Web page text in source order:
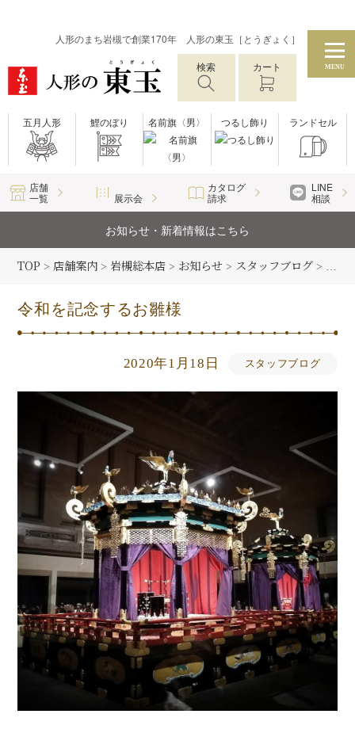
人形のまち岩槻で創業170年 人形の東玉［とうぎょく］
検索 カート MENU
五月人形 鯉のぼり 名前旗〈男〉 つるし飾り ランドセル
店舗
一覧
展示会
カタログ
請求
LINE
相談
お知らせ・新着情報はこちら
TOP > 店舗案内 > 岩槻総本店 > お知らせ > スタッフブログ >
令和を記念するお雛様
2020年1月18日 スタッフブログ